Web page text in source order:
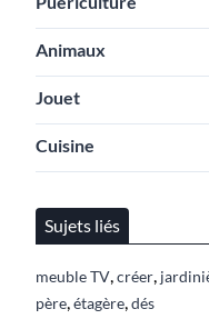
Animaux
Jouet
Cuisine
Sujets liés
meuble TV,créer,
père,étagère,dés